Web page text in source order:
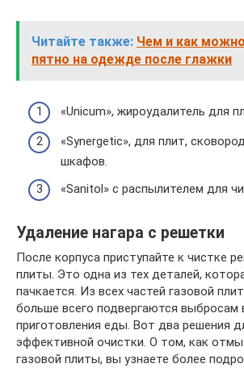
Читайте также: Чем и как
пятно на одежде после глажки
«Unicum», жироудалитель для
«Synergetic», для плит,
шкафов.
«Sanitol» с распылителем для
Удаление нагара с решетки
После корпуса приступайте к чистке
плиты. Это одна из тех деталей,
пачкается. Из всех частей газовой
больше всего подвергаются выбросам
приготовления еды. Вот два решения
эффективной очистки. О том, как
газовой плиты, вы узнаете более